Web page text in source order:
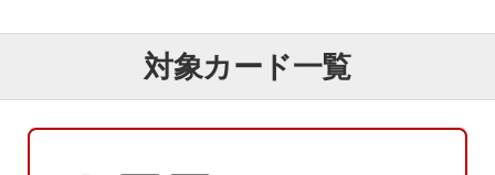
対象カード一覧